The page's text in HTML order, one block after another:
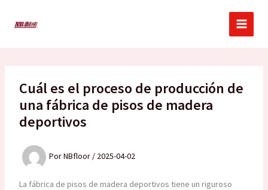
Cuál es el proceso de producción de
una fábrica de pisos de madera
deportivos
PorNBfloor / 2025-04-02
La fábrica de pisos de madera deportivos tiene un riguroso